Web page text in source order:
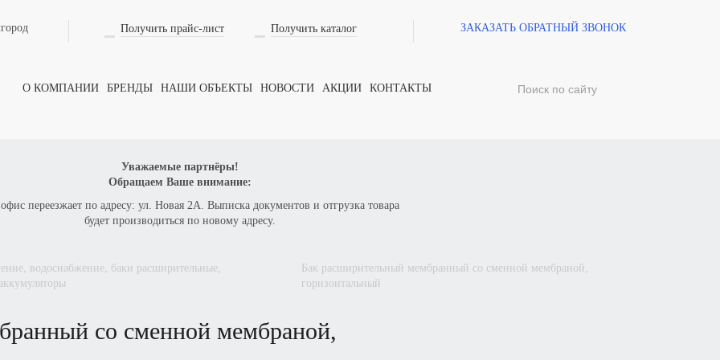
Получить прайс-лист Получить каталог ЗАКАЗАТЬ ОБРАТНЫЙ ЗВОНОК
О КОМПАНИИ БРЕНДЫ НАШИ ОБЪЕКТЫ НОВОСТИ АКЦИИ КОНТАКТЫ
Уважаемые партнёры!
Обращаем Ваше внимание:
переезжает по адресу: ул. Новая 2А. Выписка документов и отгрузка товара
будет производиться по новому адресу.
бак расширительный мембранный со сменной мембраной,
горизонтальный